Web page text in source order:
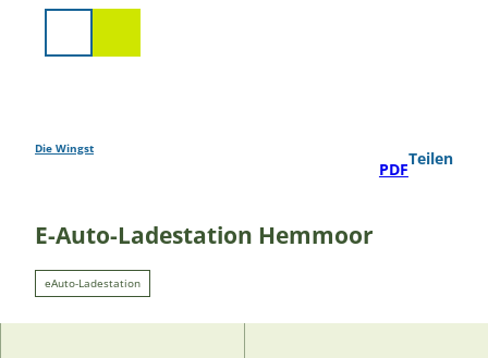
Die Wingst
PDF
Teilen
E-Auto-Ladestation Hemmoor
eAuto-Ladestation